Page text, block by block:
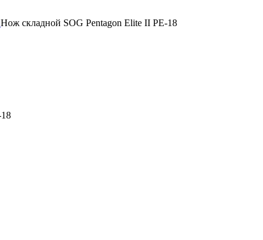
Нож складной SOG Pentagon Elite II PE-18